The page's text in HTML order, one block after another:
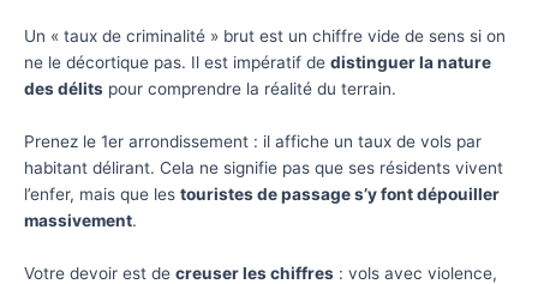
Un « taux de criminalité » brut est un chiffre vide de sens si on
ne le décortique pas. Il est impératif de distinguer la nature
des délits pour comprendre la réalité du terrain.
Prenez le 1er arrondissement : il affiche un taux de vols par
habitant délirant. Cela ne signifie pas que ses résidents vivent
l’enfer, mais que les touristes de passage s’y font dépouiller
massivement.
Votre devoir est de creuser les chiffres : vols avec violence,